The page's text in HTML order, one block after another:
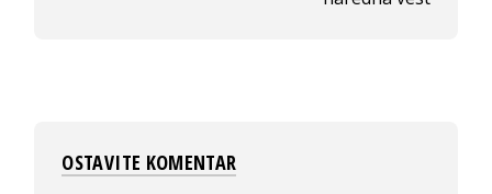
OSTAVITE KOMENTAR